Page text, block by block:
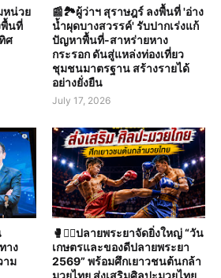
หน่วย
พื้นที่
ศ
📰🏞️ผู้ว่าฯ สุราษฎร์ ลงพื้นที่ 'อ่าง
น้ำผุดบางสวรรค์' รับปากเร่งแก้
ปัญหาพื้นที่-สาหร่ายหาง
กระรอก ดันสู่แหล่งท่องเที่ยว
ชุมชนมาตรฐาน สร้างรายได้
อย่างยั่งยืน
July 17, 2026
าง
าม
🥊🤼‍♀️ปลายพระยาจัดยิ่งใหญ่ “วัน
เกษตรและของดีปลายพระยา
2569” พร้อมศึกเยาวชนต้นกล้า
มวยไทย ส่งเสริมศิลปะมวยไทย